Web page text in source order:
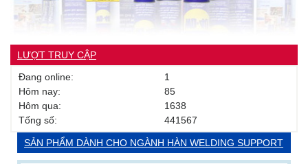
LƯỢT TRUY CẬP
Đang online:
1
Hôm nay:
85
Hôm qua:
1638
Tống số:
441567
SẢN PHẨM DÀNH CHO NGÀNH HÀN WELDING SUPPORT